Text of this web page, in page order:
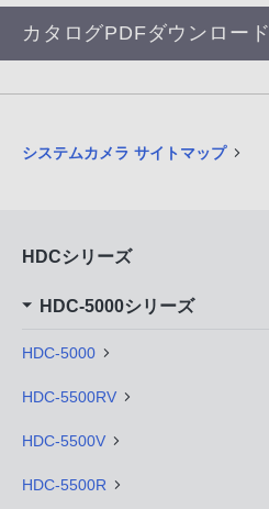
カタログPDFダウンロード
システムカメラ サイトマップ
HDCシリーズ
HDC-5000シリーズ
HDC-5000
HDC-5500RV
HDC-5500V
HDC-5500R